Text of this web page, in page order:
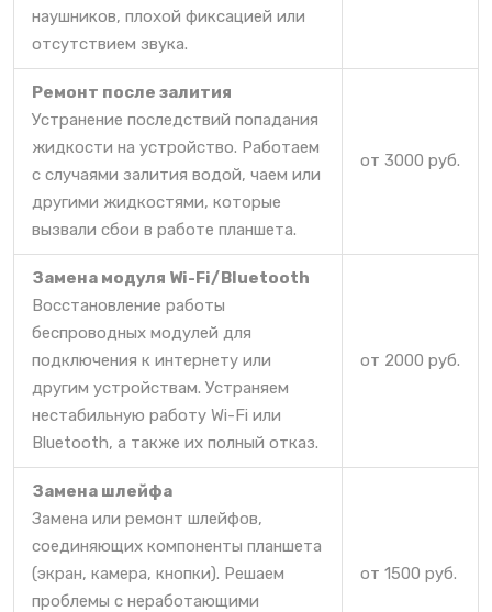
наушников, плохой фиксацией или
отсутствием звука.
Ремонт после залития
Устранение последствий попадания
жидкости на устройство. Работаем
с случаями залития водой, чаем или
другими жидкостями, которые
вызвали сбои в работе планшета.
от 3000 руб.
Замена модуля Wi-Fi/Bluetooth
Восстановление работы
беспроводных модулей для
подключения к интернету или
другим устройствам. Устраняем
нестабильную работу Wi-Fi или
Bluetooth, а также их полный отказ.
от 2000 руб.
Замена шлейфа
Замена или ремонт шлейфов,
соединяющих компоненты планшета
(экран, камера, кнопки). Решаем
проблемы с неработающими
от 1500 руб.